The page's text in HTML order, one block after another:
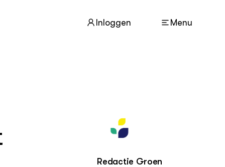
Inloggen Menu
Redactie Groen